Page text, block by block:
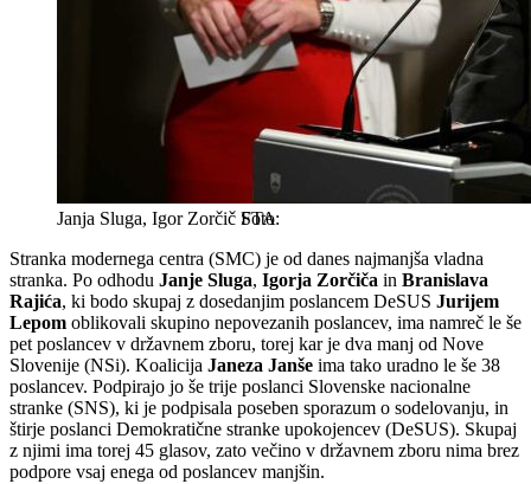
Janja Sluga, Igor Zorčič STA
Stranka modernega centra (SMC) je od danes najmanjša vladna
stranka. Po odhodu Janje Sluga, Igorja Zorčiča in Branislava
Rajića, ki bodo skupaj z dosedanjim poslancem DeSUS Jurijem
Lepom oblikovali skupino nepovezanih poslancev, ima namreč le še
pet poslancev v državnem zboru, torej kar je dva manj od Nove
Slovenije (NSi). Koalicija Janeza Janše ima tako uradno le še 38
poslancev. Podpirajo jo še trije poslanci Slovenske nacionalne
stranke (SNS), ki je podpisala poseben sporazum o sodelovanju, in
štirje poslanci Demokratične stranke upokojencev (DeSUS). Skupaj
z njimi ima torej 45 glasov, zato večino v državnem zboru nima brez
podpore vsaj enega od poslancev manjšin.